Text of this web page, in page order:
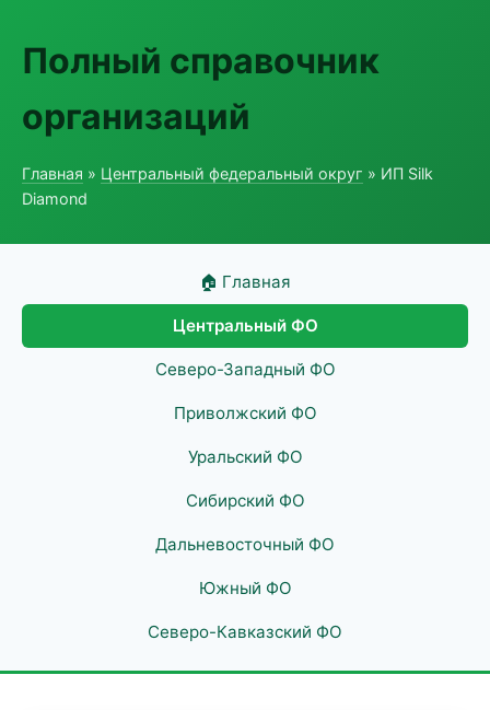
Полный справочник
организаций
Главная » Центральный федеральный округ » ИП Silk
Diamond
🏠 Главная
Центральный ФО
Северо-Западный ФО
Приволжский ФО
Уральский ФО
Сибирский ФО
Дальневосточный ФО
Южный ФО
Северо-Кавказский ФО